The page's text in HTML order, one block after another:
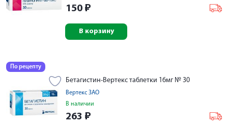
150 ₽
В корзину
По рецепту
Бетагистин-Вертекс таблетки 16мг № 30
Вертекс ЗАО
В наличии
263 ₽